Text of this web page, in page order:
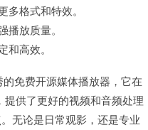
格式和特效。
放质量。
高效。
免费开源媒体播放器，它在
供了更好的视频和音频处理
无论是日常观影，还是专业